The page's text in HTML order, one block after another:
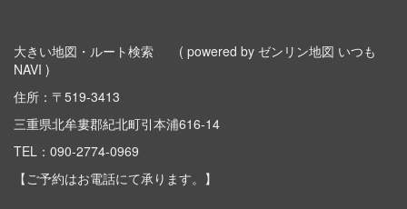
大きい地図・ルート検索
( powered by ゼンリン地図 いつも
NAVI )
住所：〒519-3413
三重県北牟婁郡紀北町引本浦616-14
TEL： 090-2774-0969
【ご予約はお電話にて承ります。】